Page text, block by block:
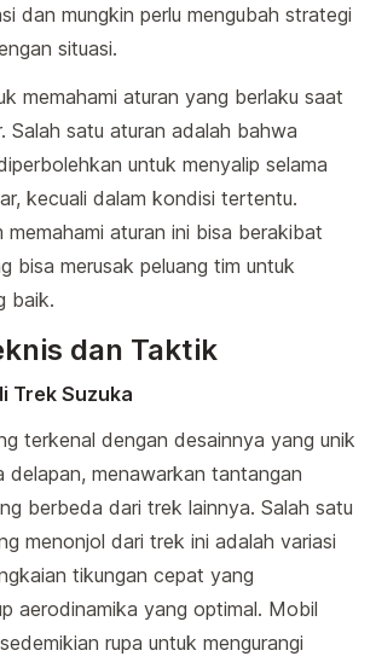
dan mungkin perlu mengubah strategi
situasi.
memahami aturan yang berlaku saat
Salah satu aturan adalah bahwa
untuk menyalip selama
kecuali dalam kondisi tertentu.
memahami aturan ini bisa berakibat
bisa merusak peluang tim untuk
baik.
dan Taktik
Trek Suzuka
terkenal dengan desainnya yang unik
delapan, menawarkan tantangan
berbeda dari trek lainnya. Salah satu
menonjol dari trek ini adalah variasi
tikungan cepat yang
aerodinamika yang optimal. Mobil
rupa untuk mengurangi